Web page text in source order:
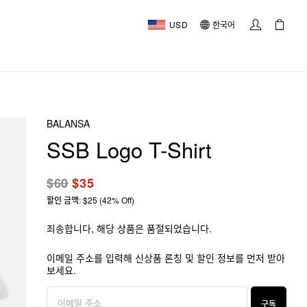
USD 한국어
BALANSA
SSB Logo T-Shirt
$60$35
할인 금액: $25 (42% Off)
죄송합니다, 해당 상품은 품절되었습니다.
이메일 주소를 입력해 신상품 론칭 및 할인 정보를 먼저 받아
보세요.
구독